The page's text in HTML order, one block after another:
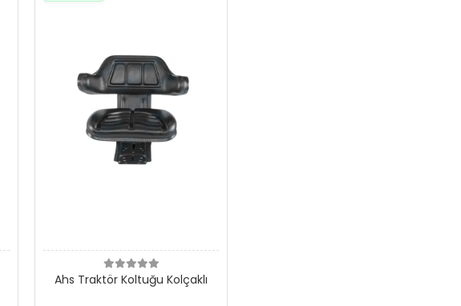
Ahs Traktör Koltuğu Kolçaklı